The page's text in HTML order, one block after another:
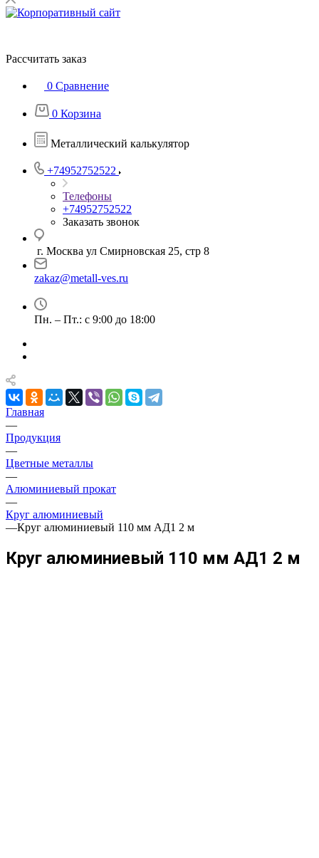
Рассчитать заказ
0 Сравнение
0 Корзина
Металлический калькулятор
+74952752522
Телефоны
+74952752522
Заказать звонок
г. Москва ул Смирновская 25, стр 8
zakaz@metall-ves.ru
Пн. – Пт.: с 9:00 до 18:00
Главная
—
Продукция
—
Цветные металлы
—
Алюминиевый прокат
—
Круг алюминиевый
—Круг алюминиевый 110 мм АД1 2 м
Круг алюминиевый 110 мм АД1 2 м